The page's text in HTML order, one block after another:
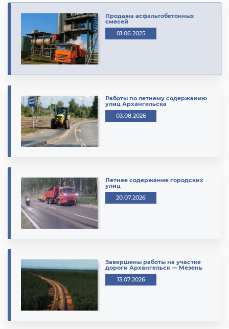
Продажа асфальтобетонных
смесей
01.06.2025
Работы по летнему содержанию
улиц Архангельска
03.08.2026
Летнее содержание городских
улиц
20.07.2026
Завершены работы на участке
дороги Архангельск — Мезень
13.07.2026